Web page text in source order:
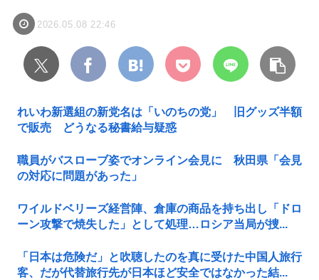
2026.05.08 22:46
れいわ新選組の新党名は「いのちの党」 旧グッズ半額
で販売 どうなる秘書給与疑惑
職員がバスローブ姿でオンライン会見に 秋田県「会見
の対応に問題があった」
ワイルドベリーズ経営陣、倉庫の商品を持ち出し「ドロ
ーン攻撃で焼失した」として処理…ロシア当局が捜...
「日本は危険だ」と吹聴したのを真に受けた中国人旅行
客、だが代替旅行先が日本ほど安全ではなかった結...